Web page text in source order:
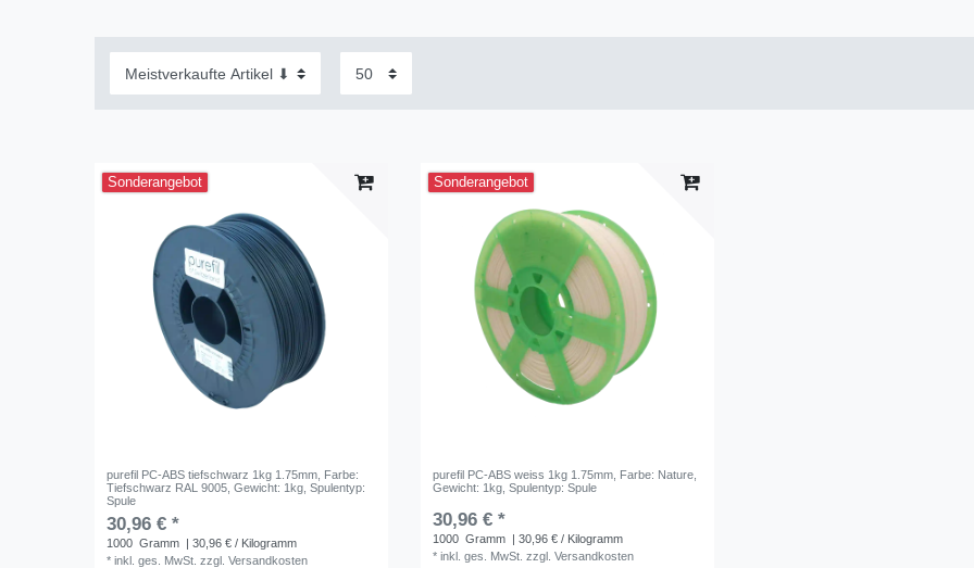
Sonderangebot
purefil PC-ABS tiefschwarz 1kg 1.75mm , Farbe:
Tiefschwarz RAL 9005 , Gewicht: 1kg , Spulentyp:
Spule
30,96 € *
1000 Gramm | 30,96 € / Kilogramm
*inkl. ges. MwSt. zzgl.Versandkosten
Sonderangebot
purefil PC-ABS weiss 1kg 1.75mm , Farbe: Nature
Gewicht: 1kg , Spulentyp: Spule
30,96 € *
1000 Gramm | 30,96 € / Kilogramm
*inkl. ges. MwSt. zzgl.Versandkosten